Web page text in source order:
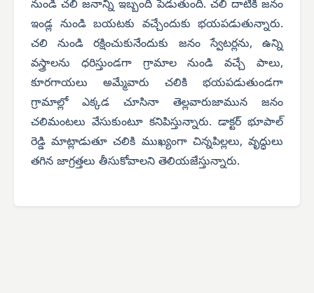
నుండి చలి జనాన్ని ఇబ్బంది పెడుతుంది. చలి దాటికి జనం
ఇండ్ల నుండి బయటకు వచ్చేందుకు భయపడుతున్నారు.
చలి నుండి రక్షించుకునేందుకు జనం స్వేటర్లను, ఉన్ని
వస్త్రాలను ధరిస్తుండగా గ్రామాల నుండి వచ్చే పాలు,
కూరగాయలు అమ్మేవారు చలికి భయపడుతుండగా
గ్రామాల్లో ఎక్కడ చూసినా తెల్లవారుజామున జనం
చలిమంటలు వేసుకుంటూ కనిపిస్తున్నారు. డాక్టర్ భూపాల్
రెడ్డి మాట్లాడుతూ చలికి ముఖ్యంగా చిన్నపిల్లలు, వృద్ధులు
తగిన జాగ్రత్తలు తీసుకోవాలని తెలియజేస్తున్నారు.